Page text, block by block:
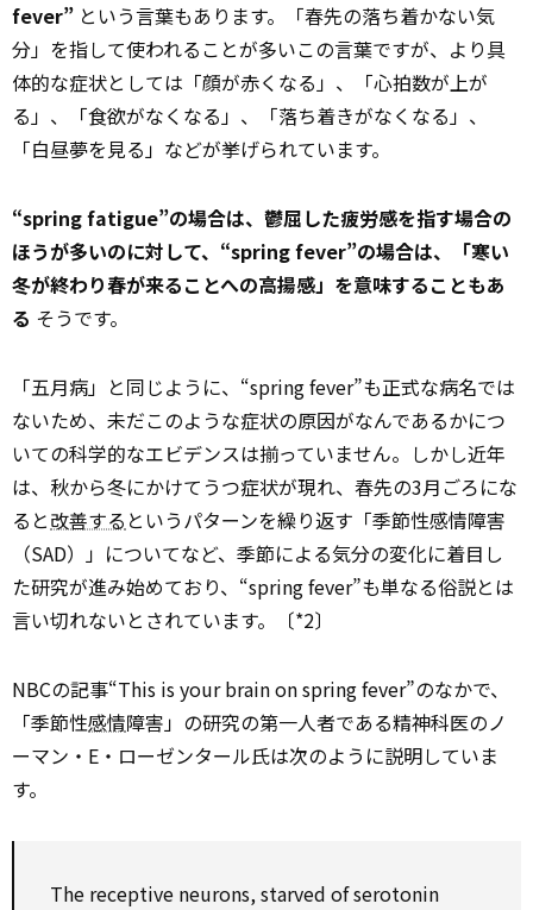
fever” という言葉もあります。「春先の落ち着かない気
分」を指して使われることが多いこの言葉ですが、より具
体的な症状としては「顔が赤くなる」、「心拍数が上が
る」、「食欲がなくなる」、「落ち着きがなくなる」、
「白昼夢を見る」などが挙げられています。
“spring fatigue”の場合は、鬱屈した疲労感を指す場合の
ほうが多いのに対して、“spring fever”の場合は、「寒い
冬が終わり春が来ることへの高揚感」を意味することもあ
る そうです。
「五月病」と同じように、“spring fever”も正式な病名では
ないため、未だこのような症状の原因がなんであるかにつ
いての科学的なエビデンスは揃っていません。しかし近年
は、秋から冬にかけてうつ症状が現れ、春先の3月ごろにな
ると改善する というパターンを繰り返す「季節性感情障害
（SAD）」についてなど、季節による気分の変化に着目し
た研究が進み始めており、“spring fever”も単なる俗説とは
言い切れないとされています。〔*2〕
NBCの記事“This is your brain on spring fever”のなかで、
「季節性感情障害」の研究の第一人者である精神科医のノ
ーマン・E・ローゼンタール氏は次のように説明していま
す。
The receptive neurons, starved of serotonin